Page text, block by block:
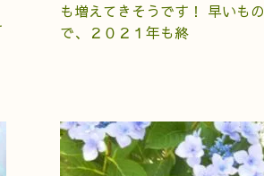
も増えてきそうです！ 早いもの
で、２０２１年も終